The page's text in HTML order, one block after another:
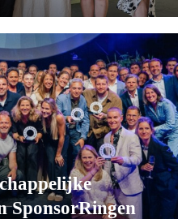
SponsorRingen